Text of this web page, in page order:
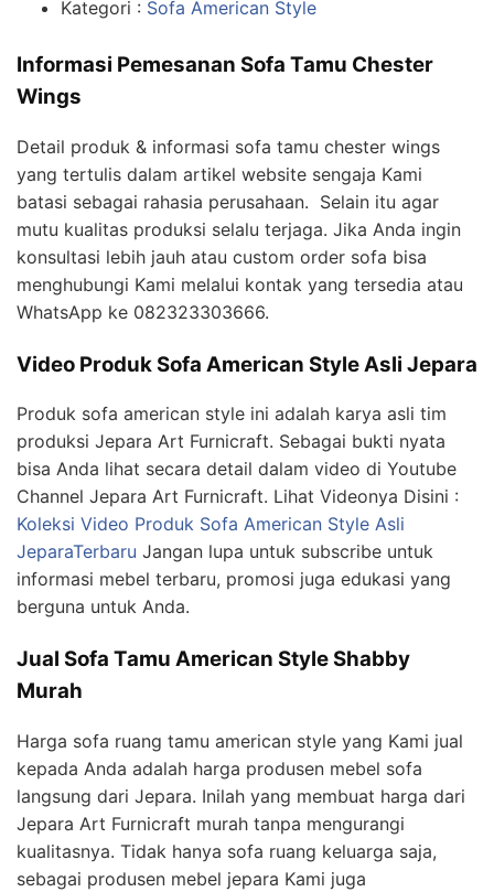
Kategori : Sofa American Style
Informasi Pemesanan Sofa Tamu Chester
Wings
Detail produk & informasi sofa tamu chester wings
yang tertulis dalam artikel website sengaja Kami
batasi sebagai rahasia perusahaan. Selain itu agar
mutu kualitas produksi selalu terjaga. Jika Anda ingin
konsultasi lebih jauh atau custom order sofa bisa
menghubungi Kami melalui kontak yang tersedia atau
WhatsApp ke 082323303666.
Video Produk Sofa American Style Asli Jepara
Produk sofa american style ini adalah karya asli tim
produksi Jepara Art Furnicraft. Sebagai bukti nyata
bisa Anda lihat secara detail dalam video di Youtube
Channel Jepara Art Furnicraft. Lihat Videonya Disini :
Koleksi Video Produk Sofa American Style Asli
JeparaTerbaru Jangan lupa untuk subscribe untuk
informasi mebel terbaru, promosi juga edukasi yang
berguna untuk Anda.
Jual Sofa Tamu American Style Shabby
Murah
Harga sofa ruang tamu american style yang Kami jual
kepada Anda adalah harga produsen mebel sofa
langsung dari Jepara. Inilah yang membuat harga dari
Jepara Art Furnicraft murah tanpa mengurangi
kualitasnya. Tidak hanya sofa ruang keluarga saja,
sebagai produsen mebel jepara Kami juga